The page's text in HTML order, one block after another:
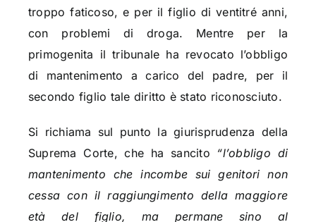
troppo faticoso, e per il figlio di ventitré anni,
con problemi di droga. Mentre per la
primogenita il tribunale ha revocato l’obbligo
di mantenimento a carico del padre, per il
secondo figlio tale diritto è stato riconosciuto.
Si richiama sul punto la giurisprudenza della
Suprema Corte, che ha sancito “l’obbligo di
mantenimento che incombe sui genitori non
cessa con il raggiungimento della maggiore
età del figlio, ma permane sino al